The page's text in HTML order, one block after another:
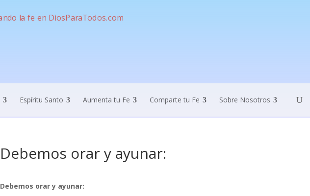
Espíritu Santo Aumenta tu Fe Comparte tu Fe Sobre Nosotros
Debemos orar y ayunar:
Debemos orar y ayunar: